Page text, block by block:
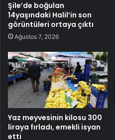
Şile’de boğulan
14yaşındaki Halil’in son
görüntüleri ortaya çıktı
Ağustos 7, 2026
Yaz meyvesinin kilosu 300
liraya fırladı, emekli isyan
etti